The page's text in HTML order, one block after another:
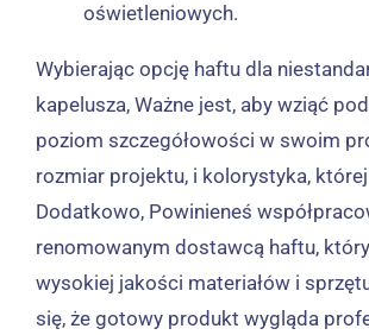
oświetleniowych.
Wybierając opcję haftu dla
kapelusza, Ważne jest, aby wziąć
poziom szczegółowości w swoim
rozmiar projektu, i kolorystyka,
Dodatkowo, Powinieneś
renomowanym dostawcą haftu,
wysokiej jakości materiałów i
się, że gotowy produkt wygląda